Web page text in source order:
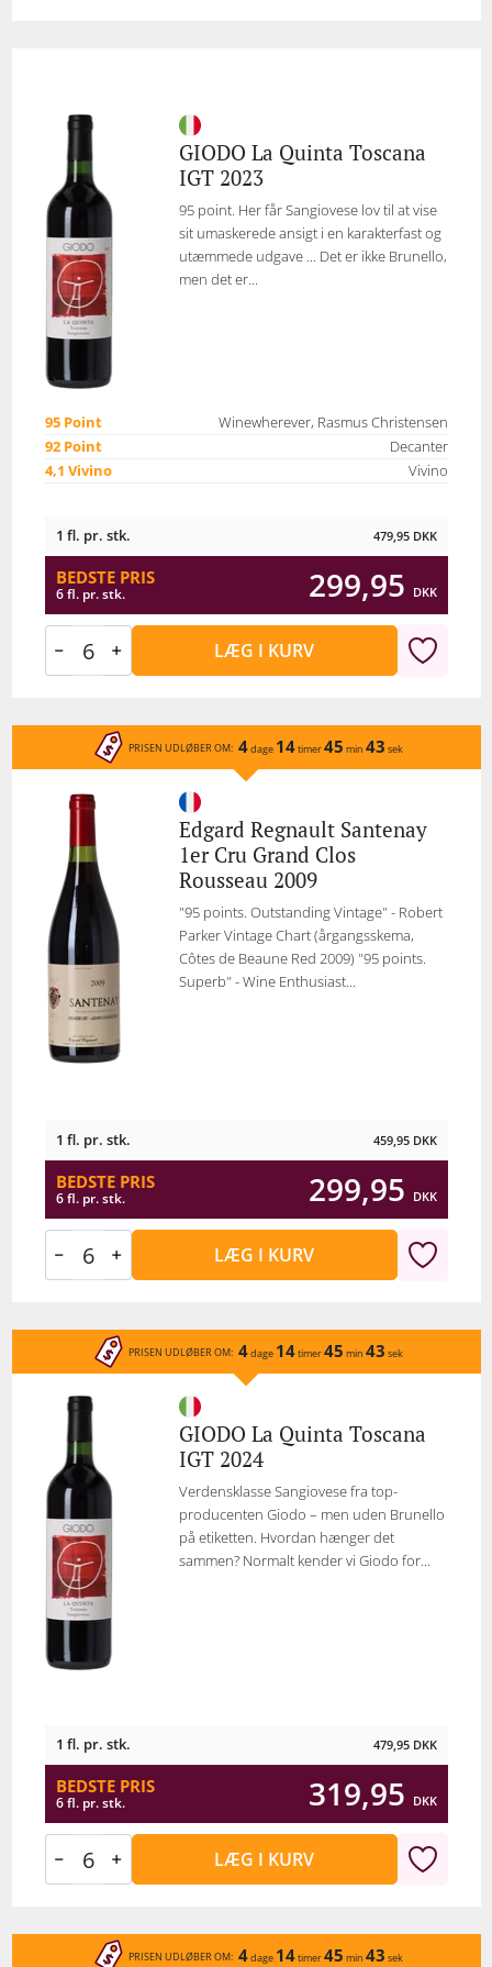
GIODO La Quinta Toscana
IGT 2023
95 point. Her får Sangiovese lov til at vise
sit umaskerede ansigt i en karakterfast og
utæmmede udgave ... Det er ikke Brunello,
men det er...
95 Point
Winewherever, Rasmus Christensen
92 Point
Decanter
4,1 Vivino
Vivino
1 fl. pr. stk. 479,95 DKK
BEDSTE PRIS
6 fl. pr. stk. 299,95 DKK
LÆG I KURV
PRISEN UDLØBER OM: 4dage 14timer45 min 43 sek
Edgard Regnault Santenay
1er Cru Grand Clos
Rousseau 2009
"95 points. Outstanding Vintage" - Robert
Parker Vintage Chart (årgangsskema,
Côtes de Beaune Red 2009) "95 points.
Superb" - Wine Enthusiast...
1 fl. pr. stk. 459,95 DKK
BEDSTE PRIS
6 fl. pr. stk. 299,95 DKK
LÆG I KURV
PRISEN UDLØBER OM: 4dage 14timer45 min 43 sek
GIODO La Quinta Toscana
IGT 2024
Verdensklasse Sangiovese fra top-
producenten Giodo – men uden Brunello
på etiketten. Hvordan hænger det
sammen? Normalt kender vi Giodo for...
1 fl. pr. stk. 479,95 DKK
BEDSTE PRIS
6 fl. pr. stk. 319,95 DKK
LÆG I KURV
PRISEN UDLØBER OM: 4dage 14timer45 min 43 sek